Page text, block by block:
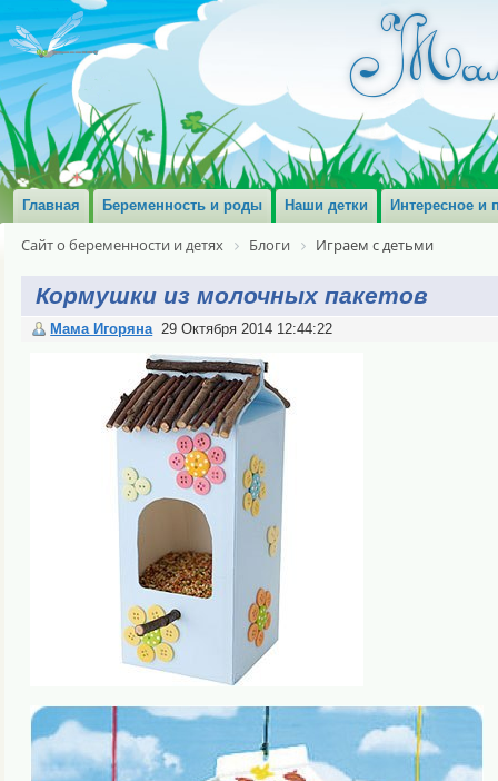
Главная Беременность и роды Наши детки Интересное и
Сайт о беременности и детях Блоги Играем с детьми
Кормушки из молочных пакетов
Мама Игоряна 29 Октября 2014 12:44:22